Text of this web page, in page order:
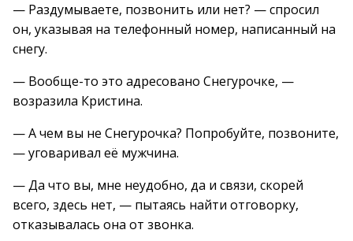
— Раздумываете, позвонить или нет? — спросил
он, указывая на телефонный номер, написанный на
снегу.
— Вообще-то это адресовано Снегурочке, —
возразила Кристина.
— А чем вы не Снегурочка? Попробуйте, позвоните,
— уговаривал её мужчина.
— Да что вы, мне неудобно, да и связи, скорей
всего, здесь нет, — пытаясь найти отговорку,
отказывалась она от звонка.